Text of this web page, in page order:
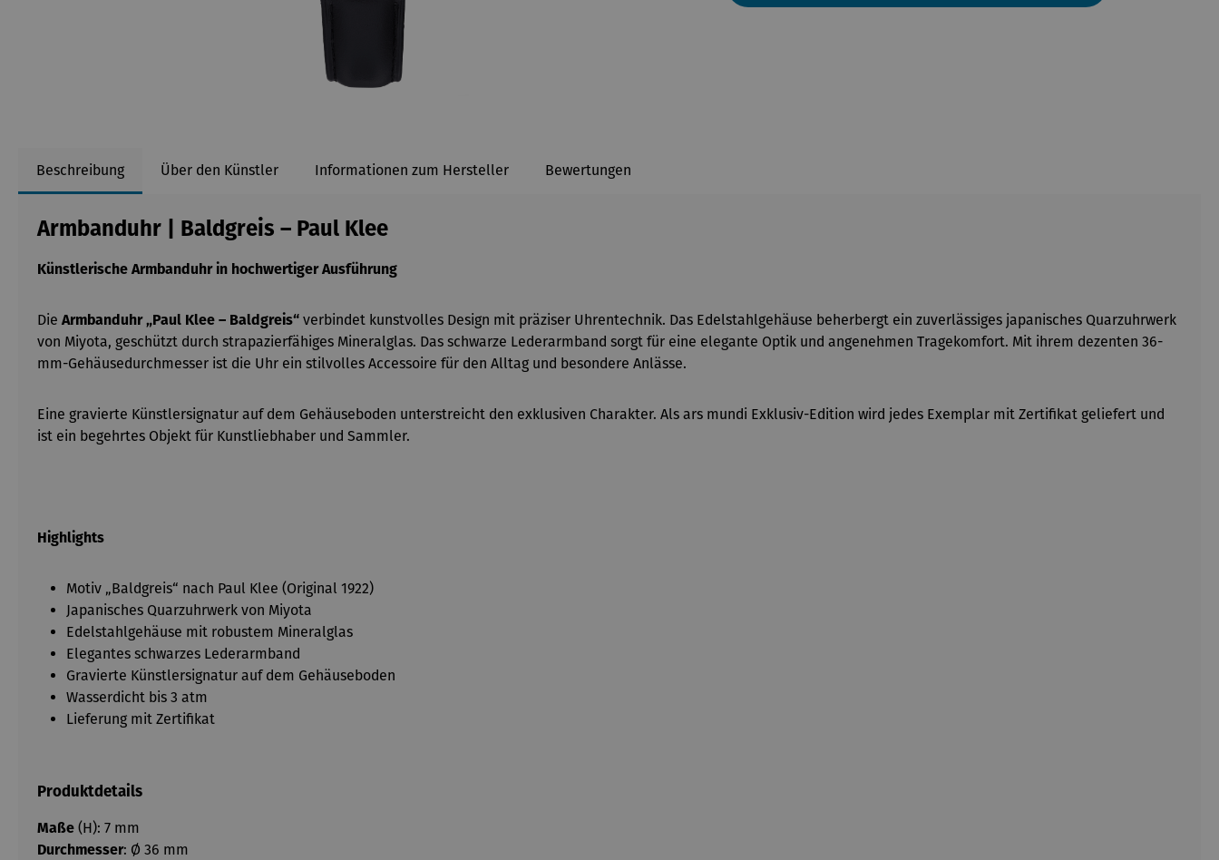
Beschreibung Über den Künstler Informationen zum Hersteller Bewertungen
Armbanduhr | Baldgreis – Paul Klee
Künstlerische Armbanduhr in hochwertiger Ausführung
Die Armbanduhr „Paul Klee – Baldgreis“ verbindet kunstvolles Design mit präziser Uhrentechnik. Das Edelstahlgehäuse beherbergt ein zuverlässiges japanisches Quarzuhrwerk
von Miyota, geschützt durch strapazierfähiges Mineralglas. Das schwarze Lederarmband sorgt für eine elegante Optik und angenehmen Tragekomfort. Mit ihrem dezenten 36-
mm-Gehäusedurchmesser ist die Uhr ein stilvolles Accessoire für den Alltag und besondere Anlässe.
Eine gravierte Künstlersignatur auf dem Gehäuseboden unterstreicht den exklusiven Charakter. Als ars mundi Exklusiv-Edition wird jedes Exemplar mit Zertifikat geliefert und
ist ein begehrtes Objekt für Kunstliebhaber und Sammler.
Highlights
Motiv „Baldgreis“ nach Paul Klee (Original 1922)
Japanisches Quarzuhrwerk von Miyota
Edelstahlgehäuse mit robustem Mineralglas
Elegantes schwarzes Lederarmband
Gravierte Künstlersignatur auf dem Gehäuseboden
Wasserdicht bis 3 atm
Lieferung mit Zertifikat
Produktdetails
Maße (H): 7 mm
Durchmesser: Ø 36 mm